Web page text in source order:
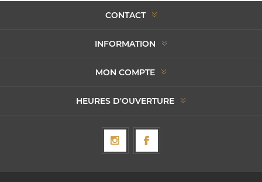
CONTACT
INFORMATION
MON COMPTE
HEURES D'OUVERTURE